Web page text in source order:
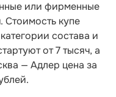
или фирменные
Стоимость купе
состава и
от 7 тысяч, а
— Адлер цена за